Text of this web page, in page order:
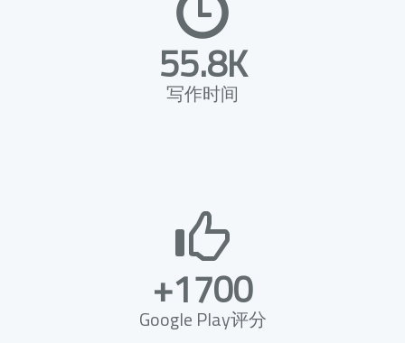
55.8K
写作时间
+1700
Google Play评分